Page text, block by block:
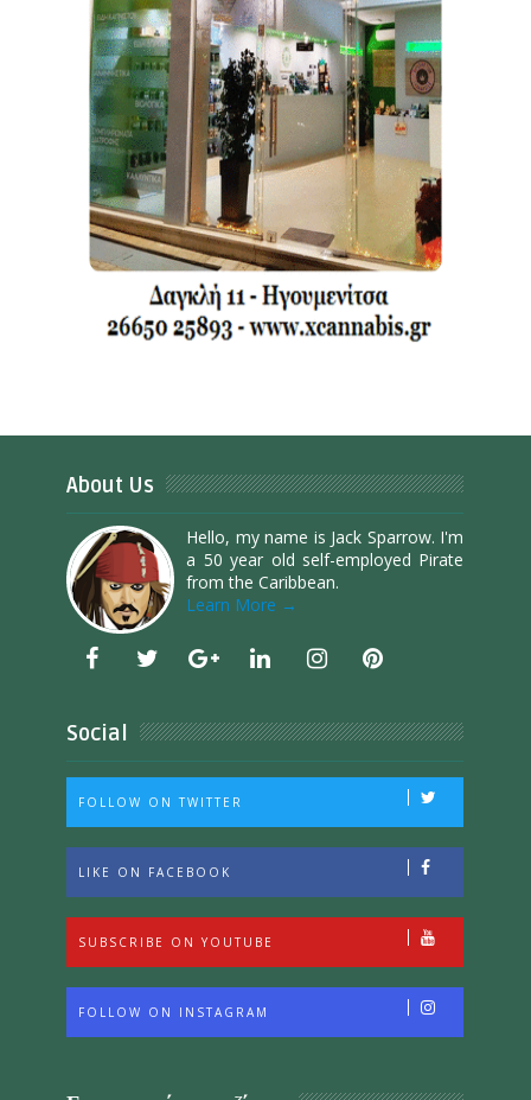
About Us
Hello, my name is Jack Sparrow. I'm
a 50 year old self-employed Pirate
from the Caribbean.
Learn More →
Social
FOLLOW ON TWITTER
LIKE ON FACEBOOK
SUBSCRIBE ON YOUTUBE
FOLLOW ON INSTAGRAM